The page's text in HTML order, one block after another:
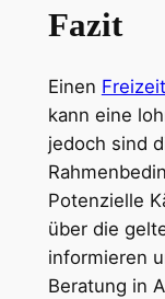
Fazit
Einen
kann eine
jedoch sind
Potenzielle
über die
informieren
Beratung in